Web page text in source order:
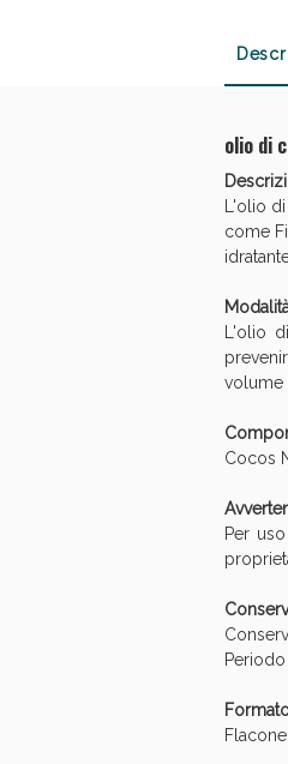
olio di
L'olio
come
L'olio
volume
Cocos
Per